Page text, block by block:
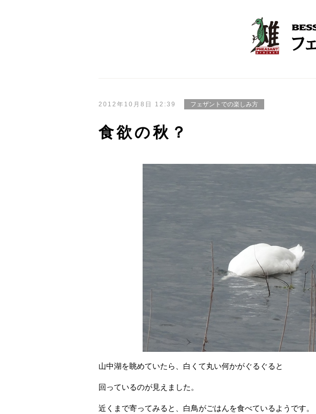
2012年10月8日 12:39 フェザントでの楽しみ方
食欲の秋？
山中湖を眺めていたら、白くて丸い何かがぐるぐると
回っているのが見えました。
近くまで寄ってみると、白鳥がごはんを食べているようです。